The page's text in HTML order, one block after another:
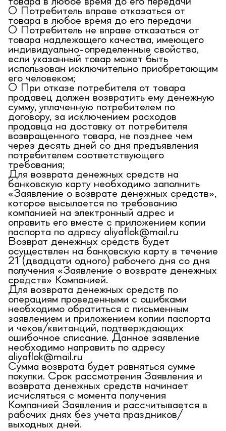
○ Потребитель вправе отказаться от
товара в любое время до его передачи
○ Потребитель не вправе отказаться от
товара надлежащего качества, имеющего
индивидуально-определенные свойства,
если указанный товар может быть
использован исключительно приобретающим
его человеком;
○ При отказе потребителя от товара
продавец должен возвратить ему денежную
сумму, уплаченную потребителем по
договору, за исключением расходов
продавца на доставку от потребителя
возвращенного товара, не позднее чем
через десять дней со дня предъявления
потребителем соответствующего
требования;
Для возврата денежных средств на
банковскую карту необходимо заполнить
«Заявление о возврате денежных средств»,
которое высылается по требованию
компанией на электронный адрес и
оправить его вместе с приложением копии
паспорта по адресу aliyaflok@mail.ru
Возврат денежных средств будет
осуществлен на банковскую карту в течение
21 (двадцати одного) рабочего дня со дня
получения «Заявление о возврате денежных
средств» Компанией.
Для возврата денежных средств по
операциям проведенными с ошибками
необходимо обратиться с письменным
заявлением и приложением копии паспорта
и чеков/квитанций, подтверждающих
ошибочное списание. Данное заявление
необходимо направить по адресу
aliyaflok@mail.ru
Сумма возврата будет равняться сумме
покупки. Срок рассмотрения Заявления и
возврата денежных средств начинает
исчисляться с момента получения
Компанией Заявления и рассчитывается в
рабочих днях без учета праздников/
выходных дней.